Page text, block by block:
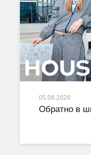
05.08.2026
Обратно в